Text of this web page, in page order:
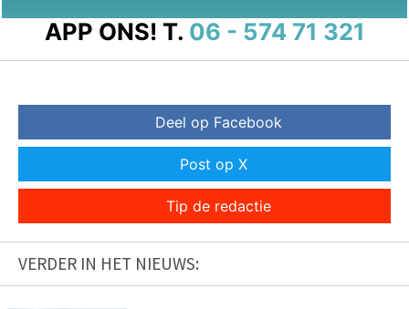
APP ONS! T. 06 - 574 71 321
Deel op Facebook
Post op X
Tip de redactie
VERDER IN HET NIEUWS: